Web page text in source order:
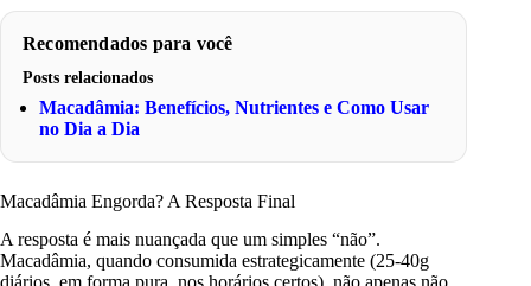
Recomendados para você
Posts relacionados
Macadâmia: Benefícios, Nutrientes e Como Usar
no Dia a Dia
Macadâmia Engorda? A Resposta Final
A resposta é mais nuançada que um simples “não”.
Macadâmia, quando consumida estrategicamente (25-40g